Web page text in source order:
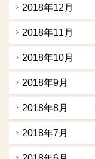
2018年12月
2018年11月
2018年10月
2018年9月
2018年8月
2018年7月